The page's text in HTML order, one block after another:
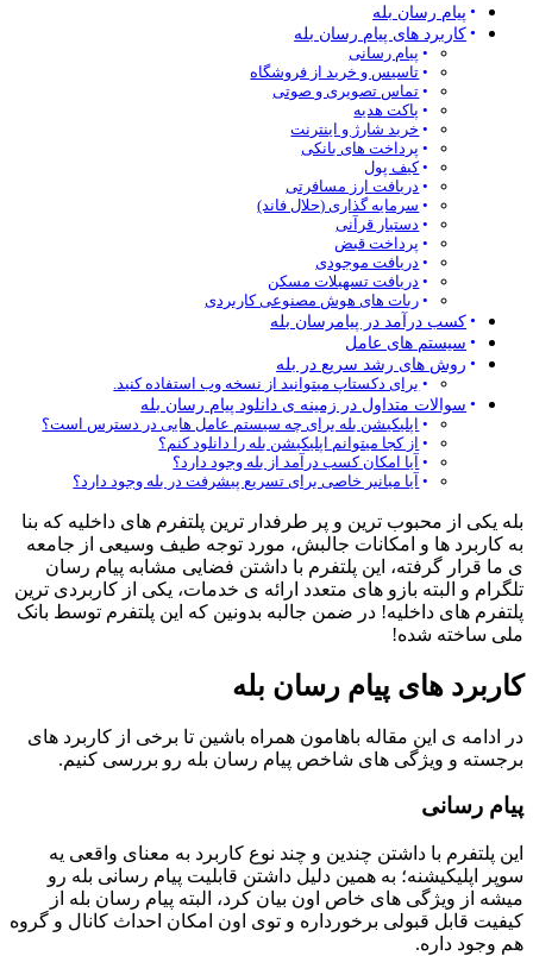
پیام رسان بله
کاربرد های پیام رسان بله
پیام رسانی
تاسیس و خرید از فروشگاه
تماس تصویری و صوتی
پاکت هدیه
خرید شارژ و اینترنت
پرداخت های بانکی
کیف پول
دریافت ارز مسافرتی
سرمایه گذاری (حلال فاند)
دستیار قرآنی
پرداخت قبض
دریافت موجودی
دریافت تسهیلات مسکن
ربات های هوش مصنوعی کاربردی
کسب درآمد در پیامرسان بله
سیستم های عامل
روش های رشد سریع در بله
برای دکستاپ میتوانید از نسخه وب استفاده کنید.
سوالات متداول در زمینه ی دانلود پیام رسان بله
اپلیکیشن بله برای چه سیستم عامل هایی در دسترس است؟
از کجا میتوانم اپلیکیشن بله را دانلود کنم؟
آیا امکان کسب درآمد از بله وجود دارد؟
آیا میانبر خاصی برای تسریع پیشرفت در بله وجود دارد؟
بله یکی از محبوب ترین و پر طرفدار ترین پلتفرم های داخلیه که بنا
به کاربرد ها و امکانات جالبش، مورد توجه طیف وسیعی از جامعه
ی ما قرار گرفته، این پلتفرم با داشتن فضایی مشابه پیام رسان
تلگرام و البته بازو های متعدد ارائه ی خدمات، یکی از کاربردی ترین
پلتفرم های داخلیه! در ضمن جالبه بدونین که این پلتفرم توسط بانک
ملی ساخته شده!
کاربرد های پیام رسان بله
در ادامه ی این مقاله باهامون همراه باشین تا برخی از کاربرد های
برجسته و ویژگی های شاخص پیام رسان بله رو بررسی کنیم.
پیام رسانی
این پلتفرم با داشتن چندین و چند نوع کاربرد به معنای واقعی یه
سوپر اپلیکیشنه؛ به همین دلیل داشتن قابلیت پیام رسانی بله رو
میشه از ویژگی های خاص اون بیان کرد، البته پیام رسان بله از
کیفیت قابل قبولی برخورداره و توی اون امکان احداث کانال و گروه
هم وجود داره.